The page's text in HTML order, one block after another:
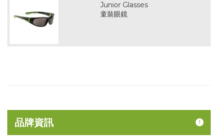
Junior Glasses
童裝眼鏡
品牌資訊